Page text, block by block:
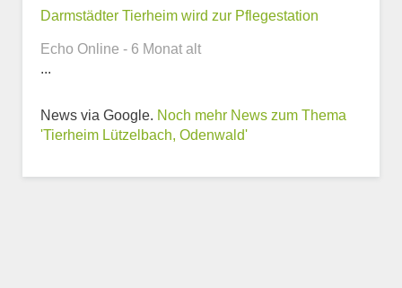
Weitere Informationen
zum Tierheim
Darmstädter Tierheim wird zur Pflegestation
Echo Online - 6 Monat alt
...
News via Google. Noch mehr News zum Thema
'Tierheim Lützelbach, Odenwald'